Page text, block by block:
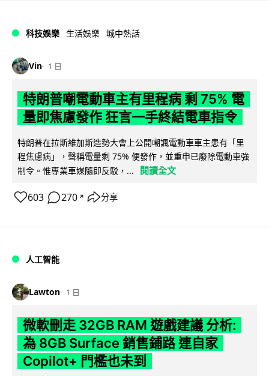
科技娛樂 生活娛樂 城中熱話
Vin 1 日
特朗普嘲電動車主有里程病 剩 75% 電
量即焦慮發作 狂言一手終結電車指令
特朗普在拉斯維加斯造勢大會上公開嘲諷電動車車主患有「里
程焦慮病」，聲稱電量剩 75% 便發作，並重申已廢除電動車強
制令。惟專業車媒隨即反駁，...
閱讀全文
603 270 ↗ 分享
人工智能
Lawton 1 日
微軟刪走 32GB RAM 遊戲建議 分析:
為 8GB Surface 銷售鋪路 連自家
Copilot+ 門檻也未到